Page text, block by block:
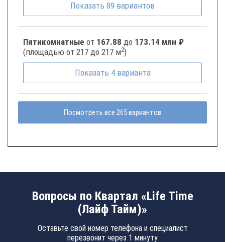
Показать 89 вариантов
Пятикомнатные от 167.88 до 173.14 млн ₽
(площадью от 217 до 217 м2)
Показать 4 варианта
Посмотреть все 265 вариантов
Вопросы по Квартал «Life Time
(Лайф Тайм)»
Оставьте свой номер телефона и специалист
перезвонит через 1 минуту